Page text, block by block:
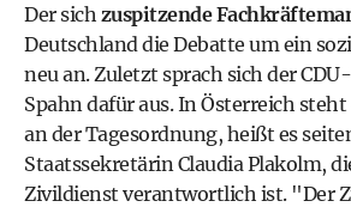
Der sich zuspitzende
Deutschland die Debatte um ein
neu an. Zuletzt sprach sich der
Spahn dafür aus. In Österreich
an der Tagesordnung, heißt es
Staatssekretärin Claudia Plakolm,
Zivildienst verantwortlich ist. "Der